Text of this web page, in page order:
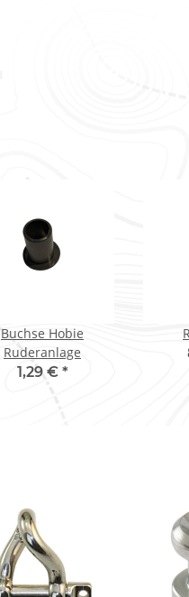
Buchse Hobie
Ruderanlage
1,29 € *